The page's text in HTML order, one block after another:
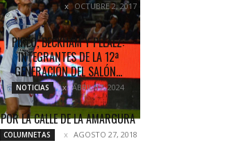
COLUMNETAS OCTUBRE 2, 2017
PIRLO, BECKHAM Y PELÁEZ:
INTEGRANTES DE LA 12ª
GENERACIÓN DEL SALÓN...
NOTICIAS ABRIL 17, 2024
POR LA CALLE DE LA AMARGURA
COLUMNETAS AGOSTO 27, 2018